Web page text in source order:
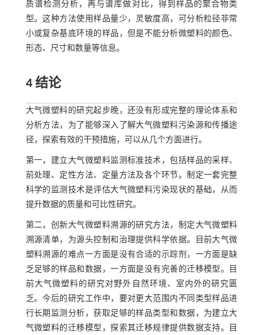
质谱检测分析，再与谱库做对比，得到样品的聚合物类
型。这种方法使用样品量少，灵敏度高，可分析粒径非常
小或复杂基底环境的样品，但是不能分析微塑料的颜色、
形态、尺寸和数量等信息。
4 结论
大气微塑料的研究起步晚，还没有形成完整的理论体系和
分析方法，为了能够深入了解大气微塑料污染源和传播途
径，探索有效的干预措施，可以从几个方面进行。
第一，建立大气微塑料监测标准技术，包括样品的采样、
前处理、定性方法、定量方法及各个环节。制定一套完整
科学的监测技术是评估大气微塑料污染现状的基础，从而
提升数据的质量和可比性研究。
第二，创新大气微塑料溯源的研究方法，制定大气微塑料
溯源清单，为源头控制和治理提供科学依据。目前大气微
塑料溯源的难点一方面是没有合适的示踪剂，一方面是缺
乏足够的样品和数据，一方面是没有完善的迁移模型。目
前大气微塑料的研究对野外自然环境、室内外的研究匮
乏。今后的研究工作中，要对更大范围内不同类型样品进
行长期监测分析，获取足够的样品类型和数据，为建立大
气微塑料的迁移模型，探索其迁移规律提供数据支持。目